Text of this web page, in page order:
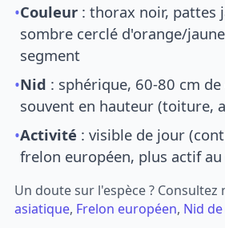
•Couleur : thorax noir, pattes
sombre cerclé d'orange/
segment
•Nid : sphérique, 60-80 cm
souvent en hauteur (toiture,
•Activité : visible de jour
frelon européen, plus actif
Un doute sur l'espèce ? Consultez
asiatique, Frelon européen, Nid